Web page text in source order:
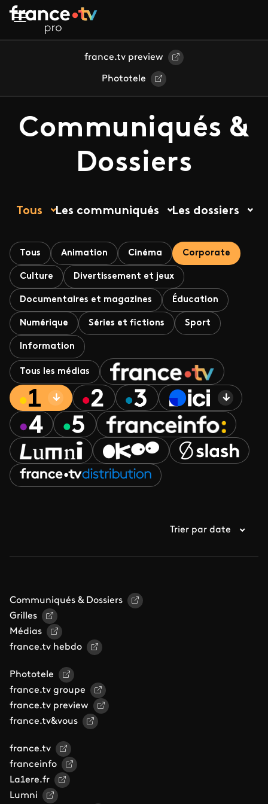
Aller au contenu principal
france.tv preview
Phototele
Communiqués &
Dossiers
Tous Les communiqués Les dossiers
Tous Animation Cinéma Corporate
Culture Divertissement et jeux
Documentaires et magazines Éducation
Numérique Séries et fictions Sport
Information
Tous les médias
Trier par date
Communiqués & Dossiers
Grilles
Médias
france.tv hebdo
Phototele
france.tv groupe
france.tv preview
france.tv&vous
france.tv
franceinfo
La1ere.fr
Lumni